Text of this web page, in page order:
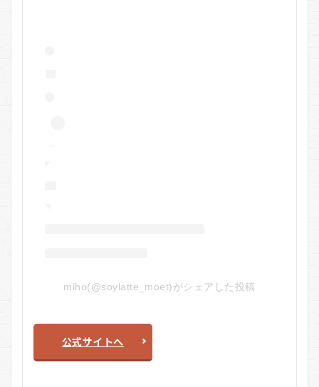
miho(@soylatte_moet)がシェアした投稿
公式サイトへ